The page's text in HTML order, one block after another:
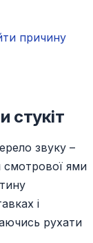
причину
стукіт
звуку –
смотрової ями
і
рухати